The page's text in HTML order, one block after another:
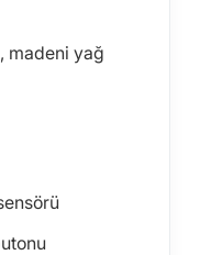
madeni yağ